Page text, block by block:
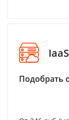
IaaS
Подобрать